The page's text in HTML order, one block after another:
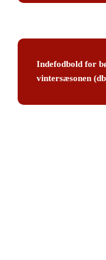
Indefodbold for
vintersæsonen